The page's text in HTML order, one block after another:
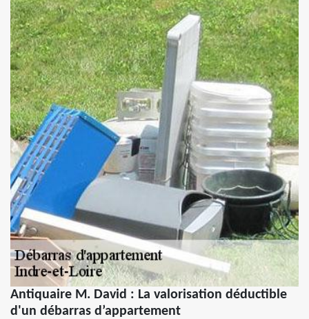
Antiquaire M. David : La valorisation déductible
d'un débarras d’appartement